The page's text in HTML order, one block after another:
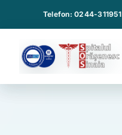
Telefon: 0244-311951